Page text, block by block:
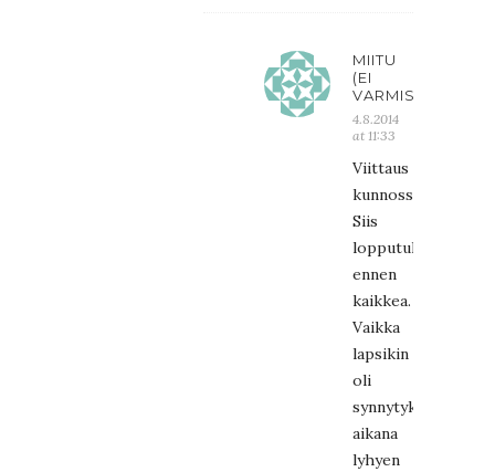
MIITU
(EI
VARMISTETTU)
4.8.2014
at 11:33
Viittaus
kunnossa…
Siis
lopputulos
ennen
kaikkea.
Vaikka
lapsikin
oli
synnytyksen
aikana
lyhyen